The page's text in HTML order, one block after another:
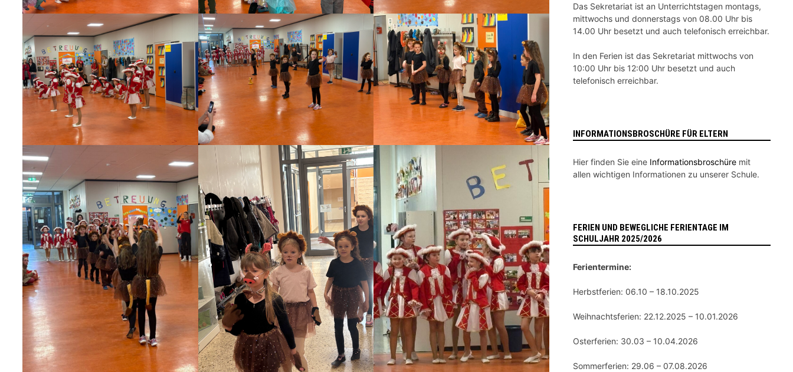
Das Sekretariat ist an Unterrichtstagen montags,
mittwochs und donnerstags von 08.00 Uhr bis
14.00 Uhr besetzt und auch telefonisch erreichbar.
In den Ferien ist das Sekretariat mittwochs von
10:00 Uhr bis 12:00 Uhr besetzt und auch
telefonisch erreichbar.
INFORMATIONSBROSCHÜRE FÜR ELTERN
Hier finden Sie eine Informationsbroschüremit
allen wichtigen Informationen zu unserer Schule.
FERIEN UND BEWEGLICHE FERIENTAGE IM
SCHULJAHR 2025/2026
Ferientermine:
Herbstferien: 06.10 – 18.10.2025
Weihnachtsferien: 22.12.2025 – 10.01.2026
Osterferien: 30.03 – 10.04.2026
Sommerferien: 29.06 – 07.08.2026